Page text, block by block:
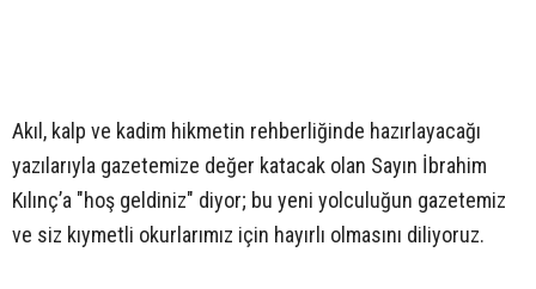
Akıl, kalp ve kadim hikmetin rehberliğinde hazırlayacağı
yazılarıyla gazetemize değer katacak olan Sayın İbrahim
Kılınç’a "hoş geldiniz" diyor; bu yeni yolculuğun gazetemiz
ve siz kıymetli okurlarımız için hayırlı olmasını diliyoruz.